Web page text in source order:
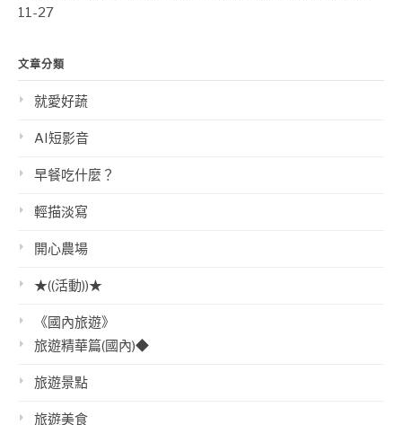
11-27
文章分類
就愛好蔬
AI短影音
早餐吃什麼？
輕描淡寫
開心農場
★((活動))★
《國內旅遊》
旅遊精華篇(國內)◆
旅遊景點
旅遊美食